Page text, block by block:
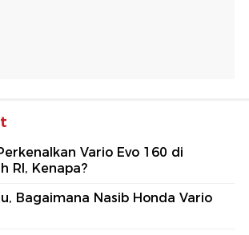
Vario Evo 160 di
RI, Kenapa?
Bagaimana Nasib Honda Vario